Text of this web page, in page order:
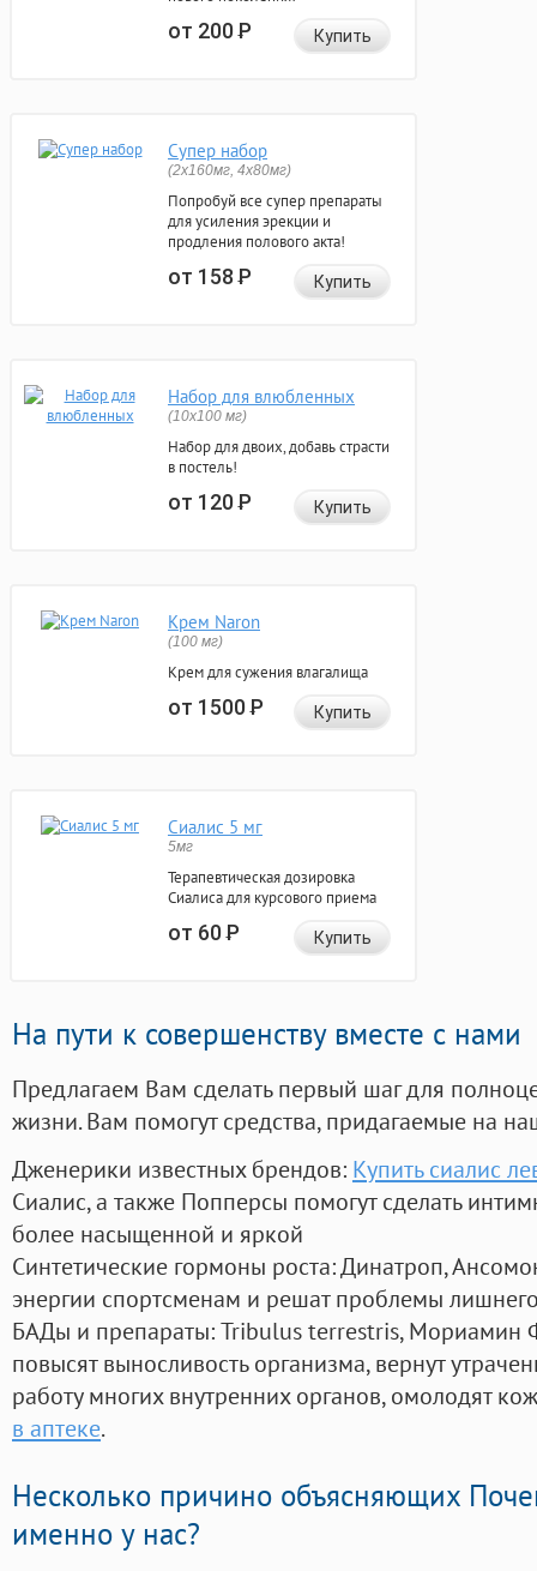
от 200Р Купить
Супер набор
(2х160мг, 4х80мг)
Попробуй все супер препараты
для усиления эрекции и
продления полового акта!
от 158Р Купить
Набор для влюбленных
(10х100 мг)
Набор для двоих, добавь страсти
в постель!
от 120Р Купить
Крем Naron
(100 мг)
Крем для сужения влагалища
от 1500Р Купить
Сиалис 5 мг
5мг
Терапевтическая дозировка
Сиалиса для курсового приема
от 60Р Купить
На пути к совершенству вместе с нами
Предлагаем Вам сделать первый шаг для
жизни. Вам помогут средства, придагаемые на
Дженерики известных брендов: Купить сиалис
Сиалис, а также Попперсы помогут сделать
более насыщенной и яркой
Синтетические гормоны роста: Динатроп,
энергии спортсменам и решат проблемы
БАДы и препараты:Tribulus terrestris, Мориамин
повысят выносливость организма, вернут
работу многих внутренних органов, омолодят
в аптеке.
Несколько причино объясняющих
именно у нас?